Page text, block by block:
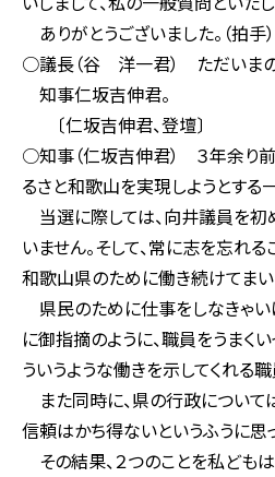
ありがとうございました。（拍手）
○議長（谷 洋一君） ただいま
知事仁坂吉伸君。
〔仁坂吉伸君、登壇〕
○知事（仁坂吉伸君） ３年余り
るさと和歌山を実現しようとする
当選に際しては、向井議員を初
いません。そして、常に志を忘れ
和歌山県のために働き続けてまい
県民のために仕事をしなきゃい
に御指摘のように、職員をうまく
ういうような働きを示してくれる
また同時に、県の行政について
信頼はかち得ないというふうに思
その結果、２つのことを私ども